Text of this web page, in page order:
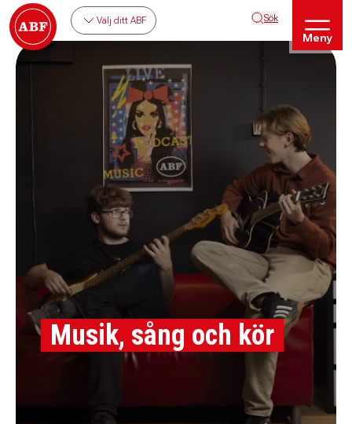
Välj ditt ABF Sök
Meny
Musik, sång och kör